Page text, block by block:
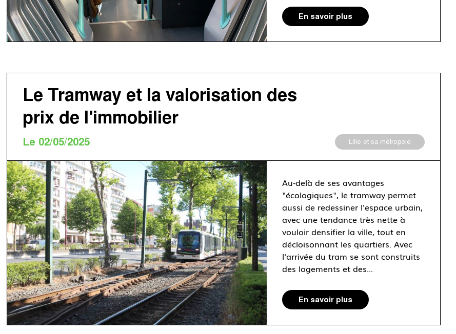
En savoir plus
Le Tramway et la valorisation des
prix de l'immobilier
Le 02/05/2025 Lille et sa métropole
Au-delà de ses avantages
"écologiques", le tramway permet
aussi de redessiner l'espace urbain,
avec une tendance très nette à
vouloir densifier la ville, tout en
décloisonnant les quartiers. Avec
l'arrivée du tram se sont construits
des logements et des...
En savoir plus